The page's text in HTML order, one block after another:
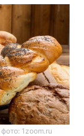
1zoom.ru